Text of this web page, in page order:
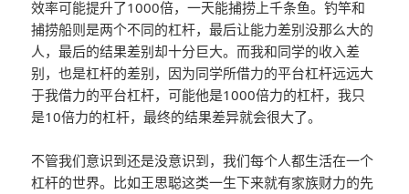
效率可能提升了1000倍，一天能捕捞上千条鱼。钓竿和
捕捞船则是两个不同的杠杆，最后让能力差别没那么大的
人，最后的结果差别却十分巨大。而我和同学的收入差
别，也是杠杆的差别，因为同学所借力的平台杠杆远远大
于我借力的平台杠杆，可能他是1000倍力的杠杆，我只
是10倍力的杠杆，最终的结果差异就会很大了。
不管我们意识到还是没意识到，我们每个人都生活在一个
杠杆的世界。比如王思聪这类一生下来就有家族财力的先